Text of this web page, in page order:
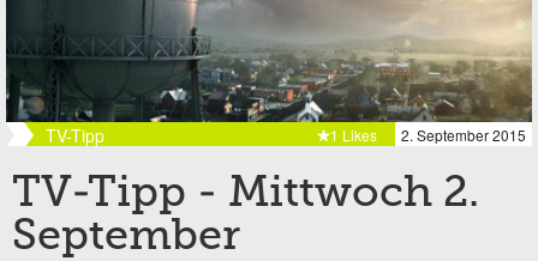
TV-Tipp 2. September 2015
1 Likes
TV-Tipp - Mittwoch 2.
September